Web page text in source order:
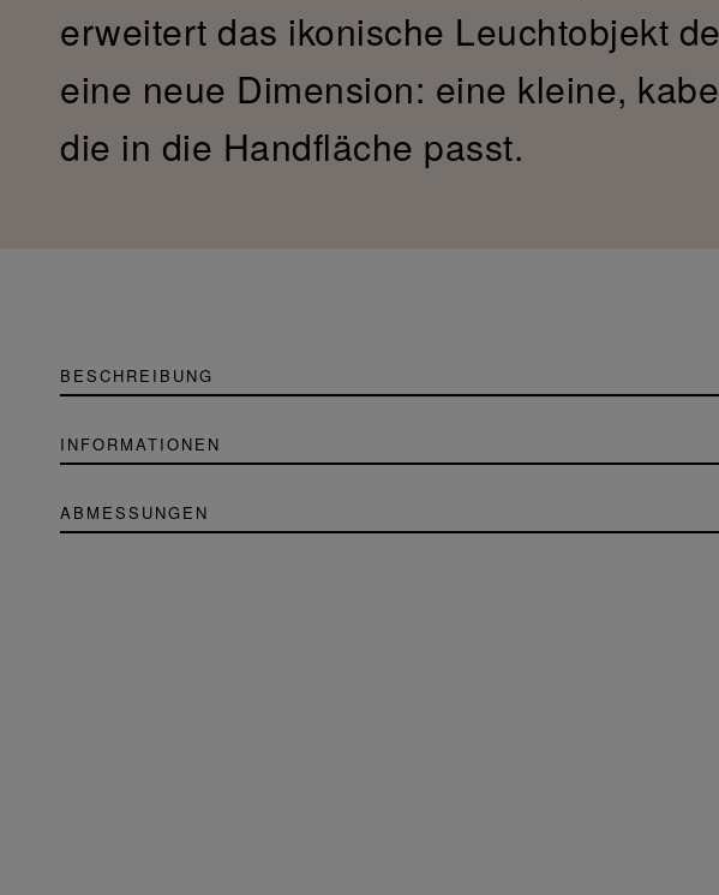
erweitert das ikonische Leuchtobjekt
eine neue Dimension: eine kleine,
die in die Handfläche passt.
BESCHREIBUNG
INFORMATIONEN
ABMESSUNGEN